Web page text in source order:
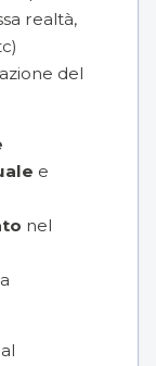
realtà,
del
e
nel